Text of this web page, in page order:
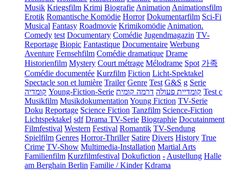
Musik Kriegsfilm Krimi Biografie Animation Animationsfilm
Erotik Romantische Komödie Horror Dokumentarfilm Sci-Fi
Musical Fantasy Roadmovie Krimikomödie Animation.
Comedy test Documentary Comédie Jugendmagazin TV-
Reportage Biopic Fantastique Documentaire Werbung
Aventure Fernsehfilm Comédie dramatique Drame
Historienfilm Mystery Court métrage Mélodrame Spot 가족
Comédie documentée Kurzfilm Fiction Licht-Spektakel
Spectacle son et lumière Trailer Genre Test G&S g Serie
קומדיה Young-Fiction-Serie קומדיית פעולה דרמה קומית
Test c
Musikfilm Musikdokumentation Young Fiction TV-Serie
Doku Reportage Science Fiction Tanzfilm Science-Fiction
Lichtspektakel sdf Drama TV-Serie Biographie Docutainment
Filmfestival Western Festival Romantik TV-Sendung
Spielfilm Genres Horror-Thriller Satire Divers History True
Crime TV-Show Multimedia-Installation Martial Arts
Familienfilm Kurzfilmfestival Dokufiction - Austellung Halle
am Berghain Berlin Familie / Kinder Kdrama